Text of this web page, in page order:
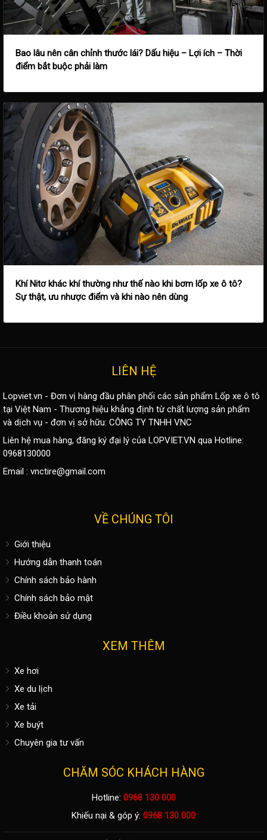
Bao lâu nên cân chỉnh thước lái? Dấu hiệu – Lợi ích – Thời
điểm bắt buộc phải làm
Khí Nitơ khác khí thường như thế nào khi bơm lốp xe ô tô?
Sự thật, ưu nhược điểm và khi nào nên dùng
LIÊN HỆ
Lopviet.vn - Đơn vị hàng đầu phân phối các sản phẩm Lốp xe ô tô
tại Việt Nam - Thương hiệu khẳng định từ chất lượng sản phẩm
và dịch vụ - đơn vị sở hữu: CÔNG TY TNHH VNC
Liên hệ mua hàng, đăng ký đại lý của LOPVIET.VN qua Hotline:
0968130000
Email : vnctire@gmail.com
VỀ CHÚNG TÔI
Giới thiệu
Hướng dẫn thanh toán
Chính sách bảo hành
Chính sách bảo mật
Điều khoản sử dụng
XEM THÊM
Xe hơi
Xe du lịch
Xe tải
Xe buýt
Chuyên gia tư vấn
CHĂM SÓC KHÁCH HÀNG
Hotline: 0968 130 000
Khiếu nại & góp ý: 0968 130 000